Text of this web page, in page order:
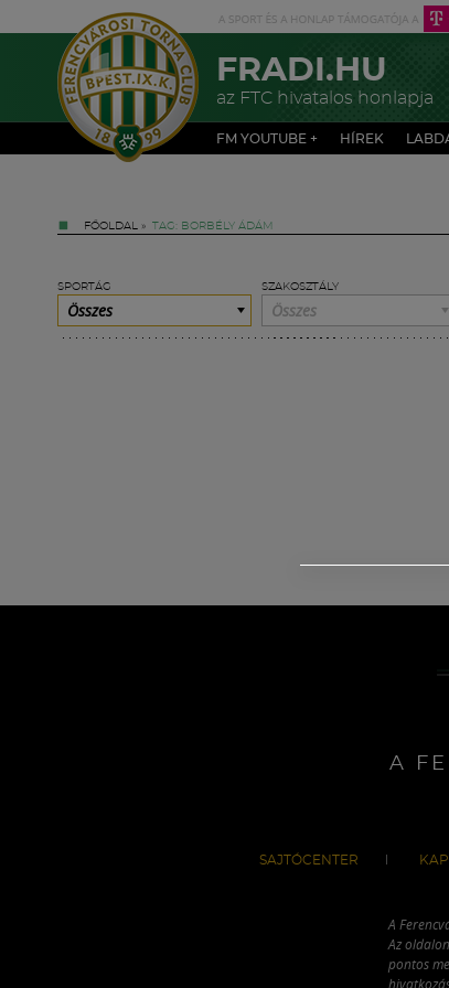
FRADI.HU
az FTC hivatalos honlapja
FM YOUTUBE + HÍREK
FŐOLDAL » TAG: BORBÉLY ÁDÁM
SPORTÁG
Összes
SZAKOSZTÁLY
Összes
A
SAJTÓCENTER
A
Az
pontos